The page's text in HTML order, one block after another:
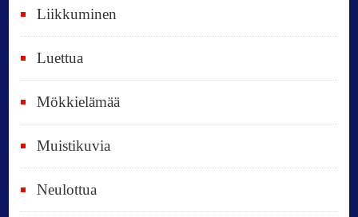
ä
ä
t
Liikkuminen
Luettua
Mökkielämää
Muistikuvia
Neulottua